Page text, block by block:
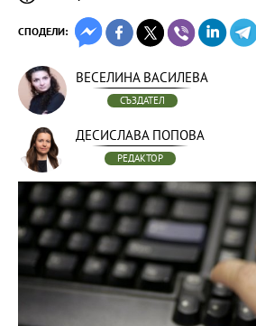
СПОДЕЛИ:
ВЕСЕЛИНА ВАСИЛЕВА
СЪЗДАТЕЛ
ДЕСИСЛАВА ПОПОВА
РЕДАКТОР